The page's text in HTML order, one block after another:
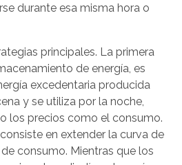
durante esa misma hora o
principales. La primera
de energía, es
excedentaria producida
y se utiliza por la noche,
los precios como el consumo.
en extender la curva de
consumo. Mientras que los